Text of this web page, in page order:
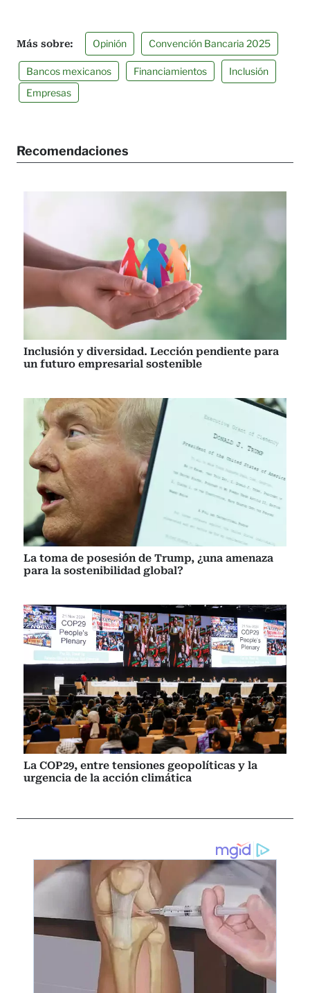
Opinión Convención Bancaria 2025
Bancos mexicanos Financiamientos
Inclusión
Empresas
Recomendaciones
Inclusión y diversidad. Lección pendiente para
un futuro empresarial sostenible
La toma de posesión de Trump, ¿una amenaza
para la sostenibilidad global?
La COP29, entre tensiones geopolíticas y la
urgencia de la acción climática